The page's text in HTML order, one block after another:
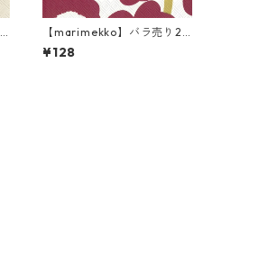
【marimekko】バラ売り2
枚 ランチサイズ ペーパーナ
プキン UNIKKO ダークレッ
¥128